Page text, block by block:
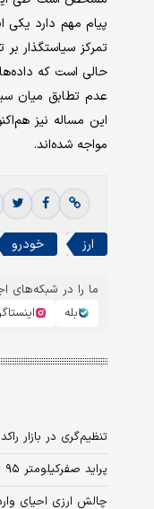
پیام مهم دارد
تمرکز سیاستگذار
حالی است که
عدم تطابق میان
این مساله نیز
مواجه شده‌اند.
ارز خودرو
ما را در شبکه‌های
بله
تنظیم‌گری در بازار
پراید صفرکیلومتر ۹۵ میلیون تومان شد
چالش ارزی احیای